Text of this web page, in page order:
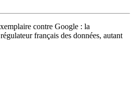
contre Google : la
français des données, autant